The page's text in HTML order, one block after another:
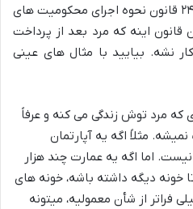
خارج هستن. این موارد تو ماده ۲۴ قانون نحوه اجرای محکومیت های
اینه که مرد بعد از پرداخت
نشه. بیایید با مثال های عینی
که مرد توش زندگی می کنه و عرفاً
مثلاً اگه یه آپارتمان
اما اگه یه عمارت چند هزار
خونه دیگه داشته باشه، خونه های
فراتر از شأن معمولیه، میتونه